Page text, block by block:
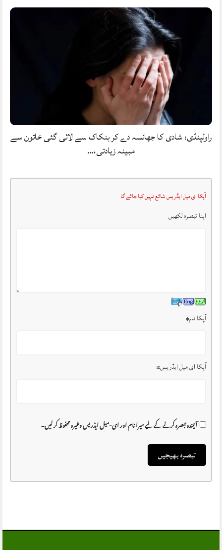
راولپنڈی: شادی کا جھانسہ دے کر بنکاک سے لائی گئی خاتون سے
مبینہ زیادتی،…
آپکا ای میل ایڈریس شائع نہیں کیا جائے گا
اپنا تبصرہ لکھیں
آپکا نام*
آپکا ای میل ایڈریس*
آئیندہ تبصرہ کرنے کے لیے میرا نام اور ای-میل ایڈریس وغیرہ محفوظ کر لیں۔